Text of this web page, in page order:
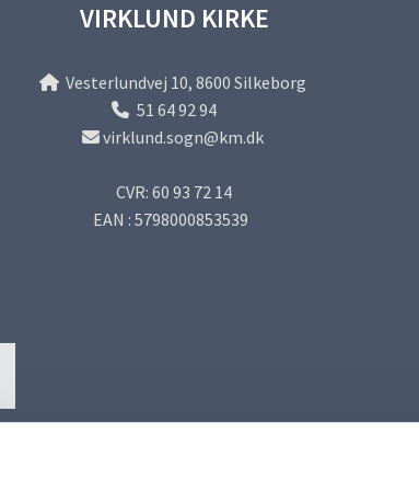
VIRKLUND KIRKE
Vesterlundvej 10, 8600 Silkeborg
 51 64 92 94
virklund.sogn@km.dk
CVR: 60 93 72 14
EAN : 5798000853539